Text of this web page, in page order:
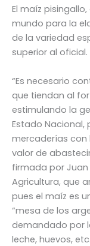
El maíz
mundo para la
de la variedad
superior al oficial.
“Es necesario
que tiendan al
estimulando la
Estado
mercaderías con
valor de
firmada por Juan
Agricultura, que
pues el maíz es
“mesa de los
demandado por
leche, huevos, etc.